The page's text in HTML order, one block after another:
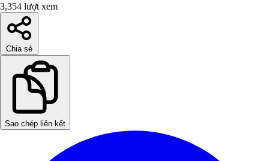
3,354 lượt xem
Chia sẻ
Sao chép liên kết